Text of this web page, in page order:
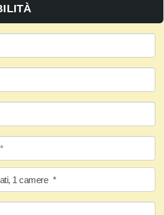
, 1 camere *